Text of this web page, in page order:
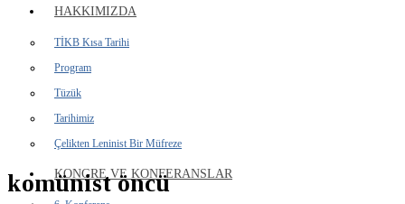
HAKKIMIZDA
TİKB Kısa Tarihi
Program
Tüzük
Tarihimiz
Çelikten Leninist Bir Müfreze
KONGRE VE KONFERANSLAR
komünist öncü